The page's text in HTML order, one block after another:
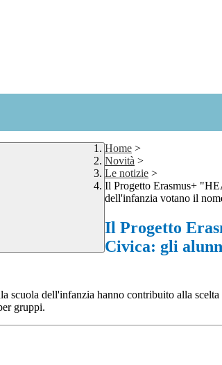
Home >
Novità >
Le notizie >
Il Progetto Erasmus+
dell'infanzia votano il
Il Progetto
Civica: gli
dell'infanzia hanno contribuito alla
gruppi.